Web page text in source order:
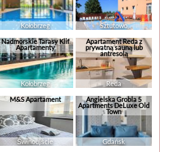
Kołobrzeg
Sztutowo
Nadmorskie Tarasy Klif
Apartamenty
Kołobrzeg
Apartament Reda z
prywatną sauną lub
antresolą
Reda
M&S Apartament
Świnoujście
Angielska Grobla 5
Apartments DeLuxe Old
Town
Gdańsk